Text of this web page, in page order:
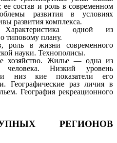
ее состав и роль в современном
развития в условиях
развития комплекса.
Характеристика одной из
типовому плану.
роль в жизни современного
науки. Технополисы.
хозяйство. Жилье — одна из
Низкий уровень
и низ кие показатели его
Географические раз личия в
География рекреационного
РЕГИОНОВ